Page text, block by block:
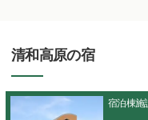
清和高原の宿
宿泊棟施